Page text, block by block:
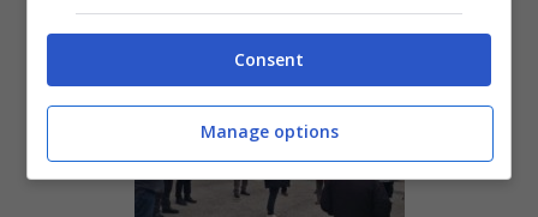
Consent
Manage options